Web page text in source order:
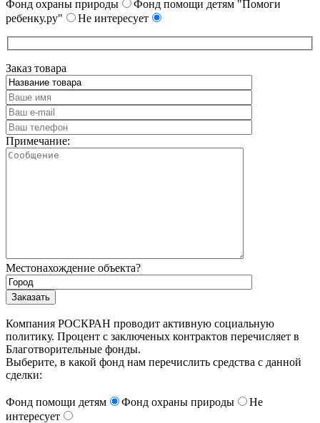
Фонд охраны природы
Фонд помощи детям "Помоги
ребенку.ру"
Не интересует
Заказ товара
Примечание:
Местонахождение объекта?
Компания РОСКРАН проводит активную социальную
политику. Процент с заключеных контрактов перечисляет в
Благотворительные фонды.
Выберите, в какой фонд нам перечислить средства с данной
сделки:
Фонд помощи детям Фонд охраны природы
Не
интересует